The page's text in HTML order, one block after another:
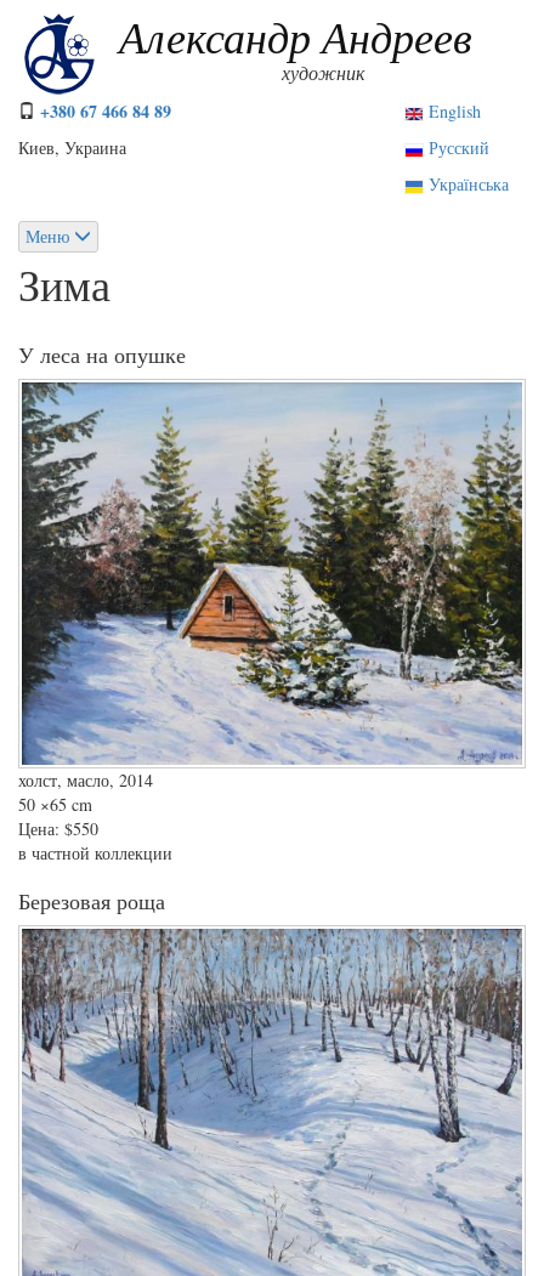
Перейти
основному
содержанию
Александр Андреев
художник
+380 67 466 84 89
Киев, Украина
English
Русский
Українська
Меню
Зима
У леса на опушке
холст, масло, 2014
50 ×65 cm
Цена: $550
в частной коллекции
Березовая роща